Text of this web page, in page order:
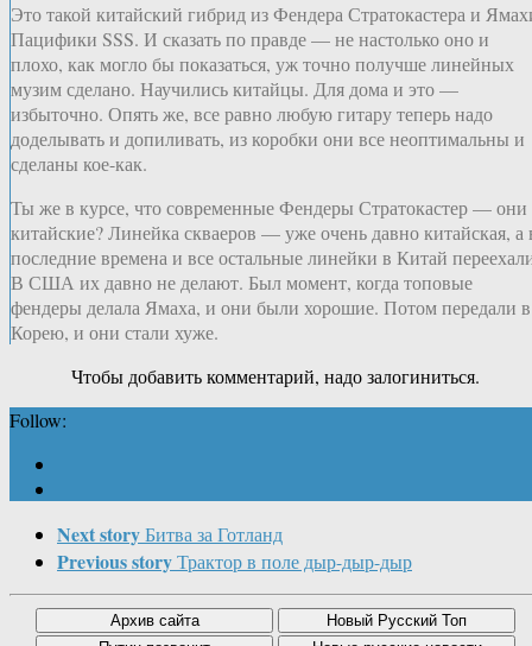
Это такой китайский гибрид из Фендера Стратокастера и
Пацифики SSS. И сказать по правде — не настолько оно и
плохо, как могло бы показаться, уж точно получше линейных
музим сделано. Научились китайцы. Для дома и это —
избыточно. Опять же, все равно любую гитару теперь надо
доделывать и допиливать, из коробки они все неоптимальны и
сделаны кое-как.
Ты же в курсе, что современные Фендеры Стратокастер — они
китайские? Линейка скваеров — уже очень давно китайская, а
последние времена и все остальные линейки в Китай
В США их давно не делают. Был момент, когда топовые
фендеры делала Ямаха, и они были хорошие. Потом передали в
Корею, и они стали хуже.
Чтобы добавить комментарий, надо залогиниться.
Follow:
Next storyБитва за Готланд
Previous storyТрактор в поле дыр-дыр-дыр